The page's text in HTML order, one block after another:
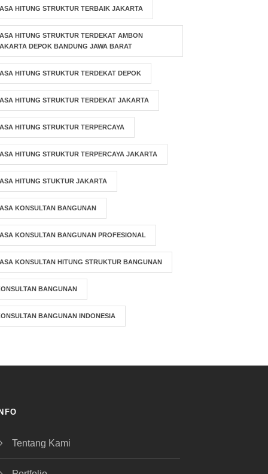
HITUNG STRUKTUR TERBAIK JAKARTA
HITUNG STRUKTUR TERDEKAT AMBON
DEPOK BANDUNG JAWA BARAT
HITUNG STRUKTUR TERDEKAT DEPOK
HITUNG STRUKTUR TERDEKAT JAKARTA
HITUNG STRUKTUR TERPERCAYA
HITUNG STRUKTUR TERPERCAYA JAKARTA
HITUNG STUKTUR JAKARTA
KONSULTAN BANGUNAN
KONSULTAN BANGUNAN PROFESIONAL
KONSULTAN HITUNG STRUKTUR BANGUNAN
BANGUNAN
BANGUNAN INDONESIA
INFO
Tentang Kami